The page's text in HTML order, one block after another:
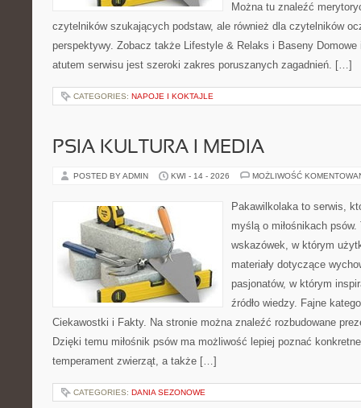
Można tu znaleźć
czytelników szukających podstaw, ale również dla czytelników
perspektywy. Zobacz także Lifestyle & Relaks i Baseny Domowe
atutem serwisu jest szeroki zakres poruszanych zagadnień. […]
CATEGORIES: NAPOJE I KOKTAJLE
PSIA KULTURA I MEDIA
POSTED BY ADMIN KWI - 14 - 2026 MOŻLIWOŚĆ
Pakawilkolaka to serwis,
myślą o miłośnikach
wskazówek, w którym
materiały dotyczące
pasjonatów, w którym
źródło wiedzy. Fajne
Ciekawostki i Fakty. Na stronie można znaleźć rozbudowane
Dzięki temu miłośnik psów ma możliwość lepiej poznać
temperament zwierząt, a także […]
CATEGORIES: DANIA SEZONOWE